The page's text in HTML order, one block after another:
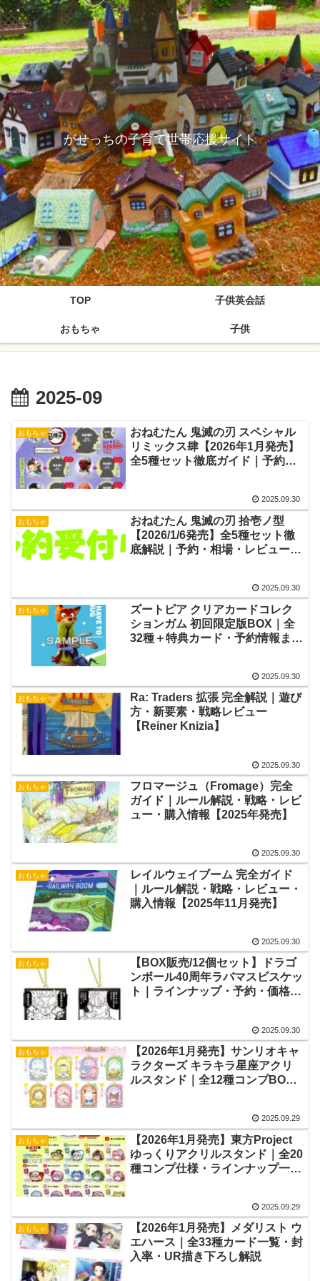
がせっちの子育て世帯応援サイト
TOP 子供英会話
おもちゃ 子供
2025-09
おもちゃ
おねむたん 鬼滅の刃 スペシャル
リミックス肆【2026年1月発売】
全5種セット徹底ガイド｜予約・
2025.09.30
おもちゃ
おねむたん 鬼滅の刃 拾壱ノ型
【2026/1/6発売】全5種セット徹
底解説｜予約・相場・レビューま
2025.09.30
おもちゃ
ズートピア クリアカードコレク
ションガム 初回限定版BOX｜全
32種＋特典カード・予約情報まと
2025.09.30
おもちゃ
Ra: Traders 拡張 完全解説｜遊び
方・新要素・戦略レビュー
【Reiner Knizia】
2025.09.30
おもちゃ
フロマージュ（Fromage）完全
ガイド｜ルール解説・戦略・レビ
ュー・購入情報【2025年発売】
2025.09.30
おもちゃ
レイルウェイブーム 完全ガイド
｜ルール解説・戦略・レビュー・
購入情報【2025年11月発売】
2025.09.30
おもちゃ
【BOX販売/12個セット】ドラゴ
ンボール40周年ラバマスビスケッ
ト｜ラインナップ・予約・価格情
2025.09.30
おもちゃ
【2026年1月発売】サンリオキャ
ラクターズ キラキラ星座アクリ
ルスタンド｜全12種コンプBOX
2025.09.29
おもちゃ
【2026年1月発売】東方Project
ゆっくりアクリルスタンド｜全20
種コンプ仕様・ラインナップ一覧
2025.09.29
おもちゃ
【2026年1月発売】メダリスト ウ
エハース｜全33種カード一覧・封
入率・UR描き下ろし解説